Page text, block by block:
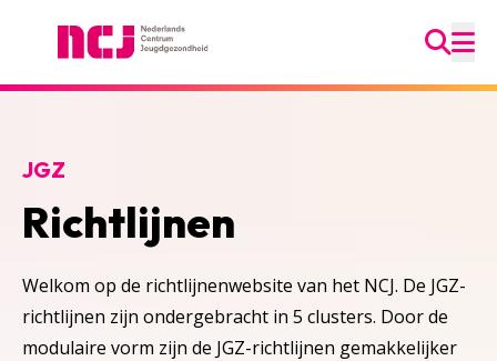
Ga
Richtlijnen
JGZ
Welkom op de richtlijnenwebsite van het NCJ. De JGZ-
richtlijnen zijn ondergebracht in 5 clusters. Door de
modulaire vorm zijn de JGZ-richtlijnen gemakkelijker